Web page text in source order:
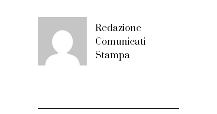
Redazione
Comunicati
Stampa